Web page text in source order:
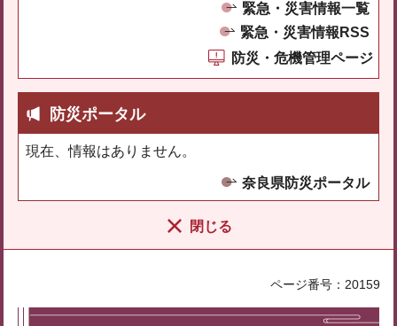
緊急・災害情報一覧
緊急・災害情報RSS
防災・危機管理ページ
防災ポータル
現在、情報はありません。
奈良県防災ポータル
閉じる
ページ番号：20159